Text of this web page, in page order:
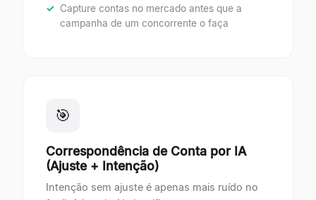
Capture contas no mercado antes que a
campanha de um concorrente o faça
🎯
Correspondência de Conta por IA
(Ajuste + Intenção)
Intenção sem ajuste é apenas mais ruído no